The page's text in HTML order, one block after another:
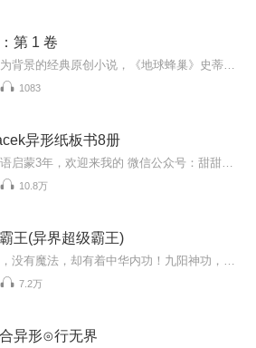
第 1 卷
1083
异形纸板书8册
10.8万
王(异界超级霸王)
7.2万
异形⊙行无界